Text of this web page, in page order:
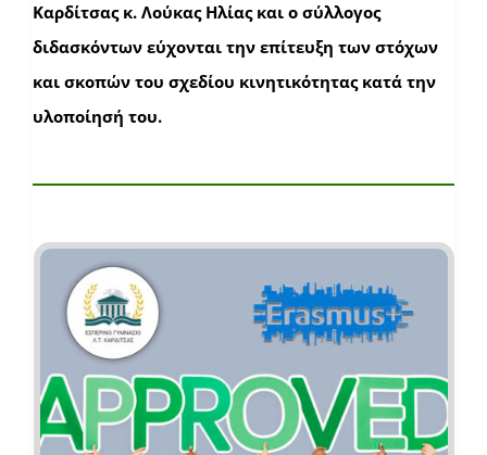
Καρδίτσας κ. Λούκας Ηλίας και ο σύλλογος
διδασκόντων εύχονται την επίτευξη των στόχων
και σκοπών του σχεδίου κινητικότητας κατά την
υλοποίησή του.